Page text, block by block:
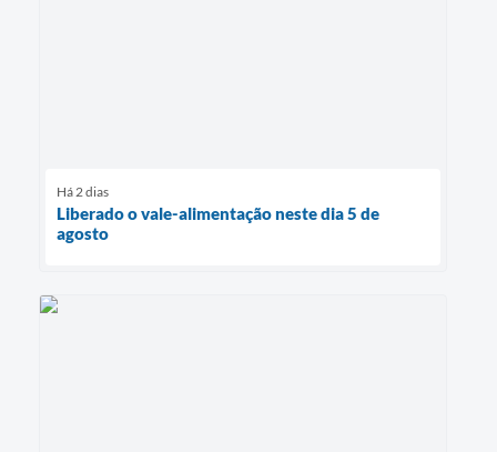
Há 2 dias
Liberado o vale-alimentação neste dia 5 de
agosto